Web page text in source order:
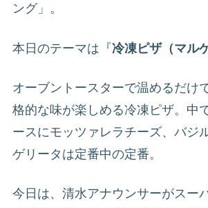
ング」。
本日のテーマは『冷凍ピザ（マル
オーブントースターで温めるだけ
格的な味が楽しめる冷凍ピザ。中
ースにモッツァレラチーズ、バジ
ゲリータは定番中の定番。
今日は、清水アナウンサーがスー